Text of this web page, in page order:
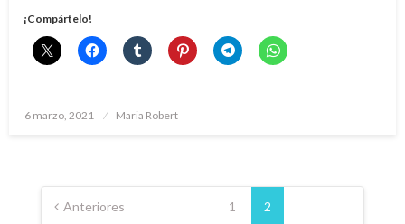
¡Compártelo!
Publicado
6 marzo, 2021 Maria Robert
Paginación
de Anteriores 1 2